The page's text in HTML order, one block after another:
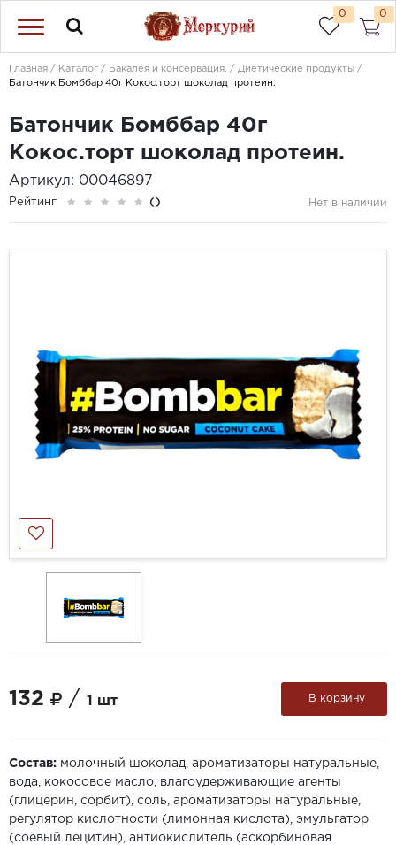
0 0
Главная Каталог Бакалея и консервация.
Диетические продукты
Батончик Бомббар 40г Кокос.торт шоколад протеин.
Батончик Бомббар 40г
Кокос.торт шоколад протеин.
Артикул: 00046897
Рейтинг () Нет в наличии
132 / 1 шт В корзину
Состав: молочный шоколад, ароматизаторы натуральные,
вода, кокосовое масло, влагоудерживающие агенты
(глицерин, сорбит), соль, ароматизаторы натуральные,
регулятор кислотности (лимонная кислота), эмульгатор
(соевый лецитин), антиокислитель (аскорбиновая